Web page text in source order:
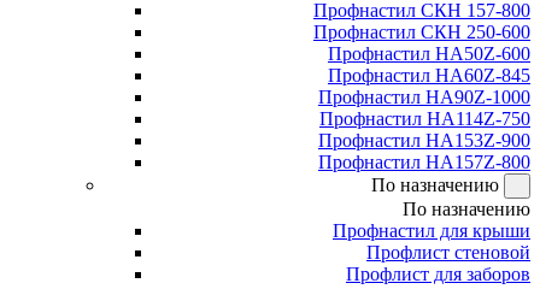
Профнастил СКН 157-800
Профнастил СКН 250-600
Профнастил НА50Z-600
Профнастил НА60Z-845
Профнастил НА90Z-1000
Профнастил НА114Z-750
Профнастил НА153Z-900
Профнастил НА157Z-800
По назначению
По назначению
Профнастил для крыши
Профлист стеновой
Профлист для заборов